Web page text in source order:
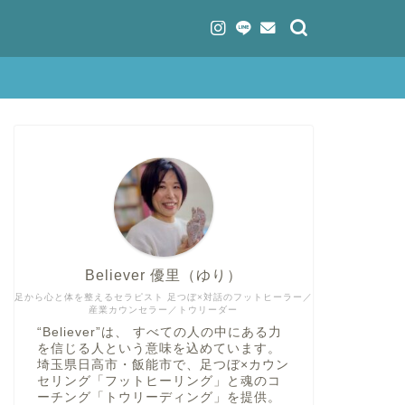
足から心と体を整えるセラピスト 足つぼ×対話のフットヒーラー／
産業カウンセラー／トウリーダー
Believer 優里（ゆり）
“Believer”は、 すべての人の中にある力
を信じる人という意味を込めています。
埼玉県日高市・飯能市で、足つぼ×カウン
セリング「フットヒーリング」と魂のコ
ーチング「トウリーディング」を提供。